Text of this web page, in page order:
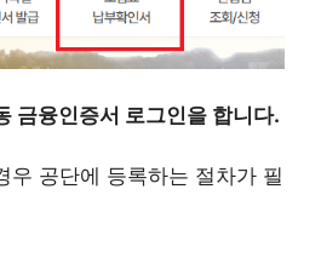
금융인증서 로그인을 합니다.
우 공단에 등록하는 절차가 필